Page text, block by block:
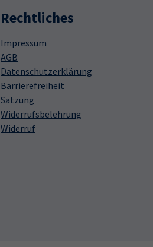
Rechtliches
Impressum
AGB
Datenschutzerklärung
Barrierefreiheit
Satzung
Widerrufsbelehrung
Widerruf